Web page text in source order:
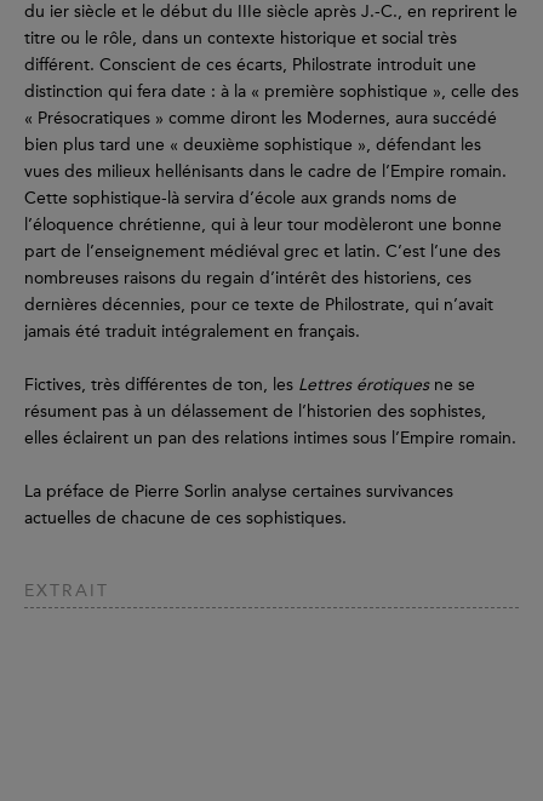
du ier siècle et le début du IIIe siècle après J.-C., en reprirent le
titre ou le rôle, dans un contexte historique et social très
différent. Conscient de ces écarts, Philostrate introduit une
distinction qui fera date : à la « première sophistique », celle des
« Présocratiques » comme diront les Modernes, aura succédé
bien plus tard une « deuxième sophistique », défendant les
vues des milieux hellénisants dans le cadre de l’Empire romain.
Cette sophistique-là servira d’école aux grands noms de
l’éloquence chrétienne, qui à leur tour modèleront une bonne
part de l’enseignement médiéval grec et latin. C’est l’une des
nombreuses raisons du regain d’intérêt des historiens, ces
dernières décennies, pour ce texte de Philostrate, qui n’avait
jamais été traduit intégralement en français.
Fictives, très différentes de ton, les Lettres érotiquesne se
résument pas à un délassement de l’historien des sophistes,
elles éclairent un pan des relations intimes sous l’Empire romain.
La préface de Pierre Sorlin analyse certaines survivances
actuelles de chacune de ces sophistiques.
EXTRAIT